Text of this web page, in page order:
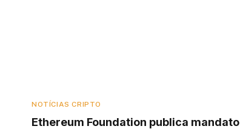
NOTÍCIAS CRIPTO
Ethereum Foundation publica mandato